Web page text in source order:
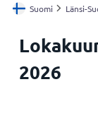
KotiSuomi Länsi-
2026